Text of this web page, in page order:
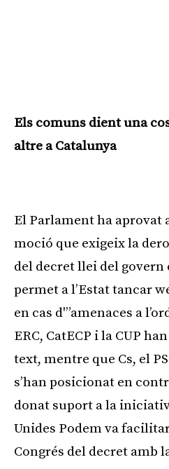
Els comuns dient una
altre a Catalunya
El Parlament ha aprovat
moció que exigeix la
del decret llei del govern
permet a l’Estat tancar
en cas d'”amenaces a
ERC, CatECP i la CUP
text, mentre que Cs, el
s’han posicionat en
donat suport a la
Unides Podem va
Congrés del decret amb